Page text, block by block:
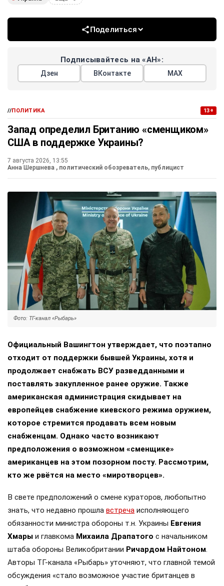
Поделиться
Подписывайтесь на «АН»:
Дзен ВКонтакте МАХ
//ПОЛИТИКА 13+
Запад определил Британию «сменщиком»
США в поддержке Украины?
7 августа 2026, 13:55
Анна Шершнева , политический обозреватель, публицист
Фото: ТГ-канал «Рыбарь»
Официальный Вашингтон утверждает, что поэтапно
отходит от поддержки бывшей Украины, хотя и
продолжает снабжать ВСУ разведданными и
поставлять закупленное ранее оружие. Также
американская администрация скидывает на
европейцев снабжение киевского режима оружием,
которое стремится продавать всем новым
снабженцам. Однако часто возникают
предположения о возможном «сменщике»
американцев на этом позорном посту. Рассмотрим,
кто же рвётся на место «миротворцев».
В свете предположений о смене кураторов, любопытно
знать, что недавно прошла встреча исполняющего
обязанности министра обороны т.н. Украины Евгения
Хмары и главкома Михаила Драпатого с начальником
штаба обороны Великобритании Ричардом Найтоном.
Авторы ТГ-канала «Рыбарь» уточняют, что главной темой
обсуждения «стало возможное участие британцев в